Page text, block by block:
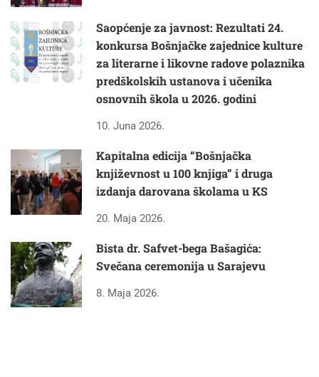
Saopćenje za javnost: Rezultati 24.
konkursa Bošnjačke zajednice kulture
za literarne i likovne radove polaznika
predškolskih ustanova i učenika
osnovnih škola u 2026. godini
10. Juna 2026.
Kapitalna edicija “Bošnjačka
književnost u 100 knjiga” i druga
izdanja darovana školama u KS
20. Maja 2026.
Bista dr. Safvet-bega Bašagića:
Svečana ceremonija u Sarajevu
8. Maja 2026.